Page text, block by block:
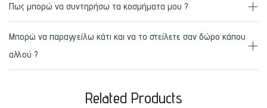
Πως μπορώ να συντηρήσω τα κοσμήματα μου ?
Μπορώ να παραγγείλω κάτι και να το στείλετε σαν δώρο κάπου
αλλού ?
Related Products